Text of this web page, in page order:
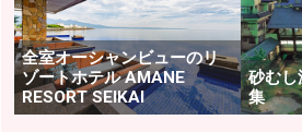
全室オーシャンビューのリ
ゾートホテル AMANE
RESORT SEIKAI
砂む
集